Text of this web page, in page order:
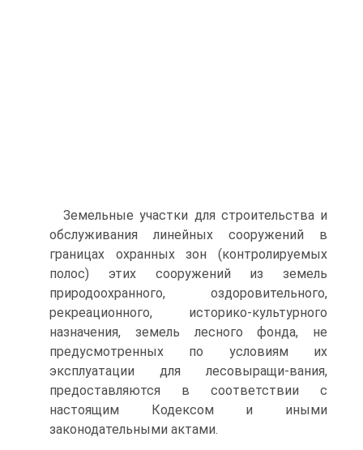
Земельные участки для строительства и
обслуживания линейных сооружений в
границах охранных зон (контролируемых
полос) этих сооружений из земель
природоохранного, оздоровительного,
рекреа­ционного, историко-культурного
назначения, земель лесного фонда, не
предусмотренных по условиям их
эксплуатации для лесовыращи-вания,
предоставляются в соответствии с
настоящим Кодексом и иными
законодательными актами.